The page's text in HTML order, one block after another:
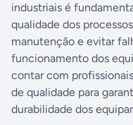
industriais é
qualidade dos
manutenção e evitar
funcionamento dos
contar com
de qualidade para
durabilidade dos